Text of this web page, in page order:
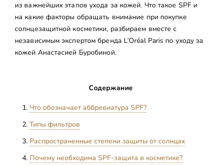
из важнейших этапов ухода за кожей. Что такое SPF и
на какие факторы обращать внимание при покупке
солнцезащитной косметики, разбираем вместе с
независимым экспертом бренда L’Oréal Paris по уходу за
кожей Анастасией Буробиной.
Содержание
Что обозначает аббревиатура SPF?
Типы фильтров
Распространенные степени защиты от солнцах
Почему необходима SPF-защита в косметике?